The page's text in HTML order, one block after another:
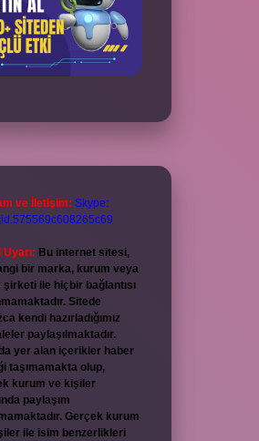
ve İletişim: Skype:
Uyarı: Bu internet sitesi,
bir marka, kurum veya
şirketi ile hiçbir bağlantısı
Sitede
kendi hazırladığımız
paylaşılmaktadır.
yer alan içerikler haber
taşımamakta olup,
kurum ve kişiler
paylaşım
Gerçek kurum
ile isim benzerlikleri